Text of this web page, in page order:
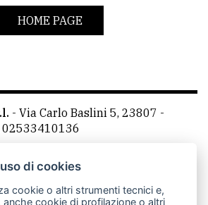
HOME PAGE
- Via Carlo Baslini 5, 23807 -
02533410136
CasateOnline
RSS
di cookies
cookie o altri strumenti tecnici e,
cookie di profilazione o altri